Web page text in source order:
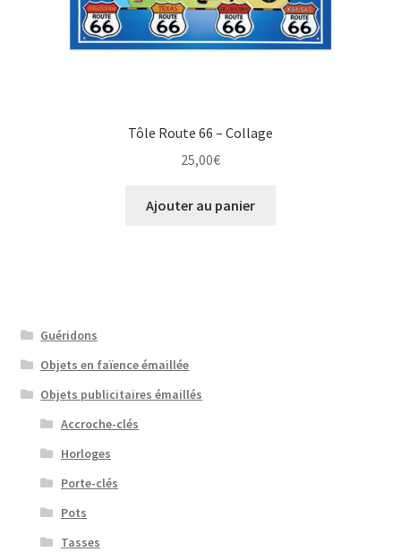
Tôle Route 66 – Collage
25,00€
Ajouter au panier
Guéridons
Objets en faïence émaillée
Objets publicitaires émaillés
Accroche-clés
Horloges
Porte-clés
Pots
Tasses